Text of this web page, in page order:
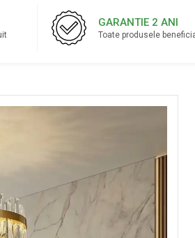
GARANTIE 2 ANI
Toate produsele